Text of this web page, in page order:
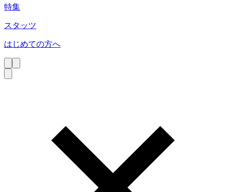
特集
スタッツ
はじめての方へ